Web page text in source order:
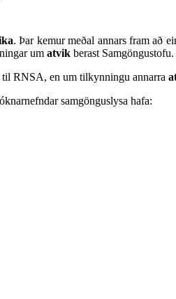
. Þar kemur meðal annars fram að e
um atvik berast Samgöngustofu.
RNSA, en um tilkynningu annarra
samgönguslysa hafa: